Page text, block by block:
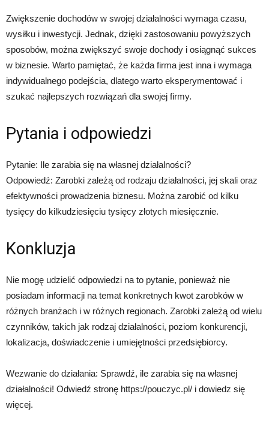
Zwiększenie dochodów w swojej działalności wymaga czasu,
wysiłku i inwestycji. Jednak, dzięki zastosowaniu powyższych
sposobów, można zwiększyć swoje dochody i osiągnąć sukces
w biznesie. Warto pamiętać, że każda firma jest inna i wymaga
indywidualnego podejścia, dlatego warto eksperymentować i
szukać najlepszych rozwiązań dla swojej firmy.
Pytania i odpowiedzi
Pytanie: Ile zarabia się na własnej działalności?
Odpowiedź: Zarobki zależą od rodzaju działalności, jej skali oraz
efektywności prowadzenia biznesu. Można zarobić od kilku
tysięcy do kilkudziesięciu tysięcy złotych miesięcznie.
Konkluzja
Nie mogę udzielić odpowiedzi na to pytanie, ponieważ nie
posiadam informacji na temat konkretnych kwot zarobków w
różnych branżach i w różnych regionach. Zarobki zależą od wielu
czynników, takich jak rodzaj działalności, poziom konkurencji,
lokalizacja, doświadczenie i umiejętności przedsiębiorcy.
Wezwanie do działania: Sprawdź, ile zarabia się na własnej
działalności! Odwiedź stronę https://pouczyc.pl/ i dowiedz się
więcej.